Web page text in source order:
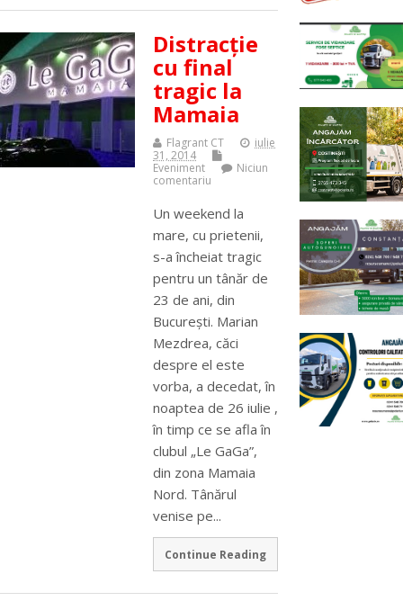
Distracţie
cu final
tragic la
Mamaia
Flagrant CT
iulie
31, 2014
Eveniment
Niciun
comentariu
Un weekend la
mare, cu prietenii,
s-a încheiat tragic
pentru un tânăr de
23 de ani, din
București. Marian
Mezdrea, căci
despre el este
vorba, a decedat, în
noaptea de 26 iulie ,
în timp ce se afla în
clubul „Le GaGa”,
din zona Mamaia
Nord. Tânărul
venise pe...
Continue Reading